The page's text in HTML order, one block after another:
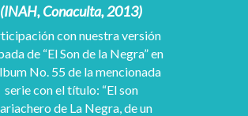
(INAH, Conaculta, 2013)
con nuestra versión
de “El Son de la Negra” en
No. 55 de la mencionada
serie con el título: “El son
de La Negra, de un